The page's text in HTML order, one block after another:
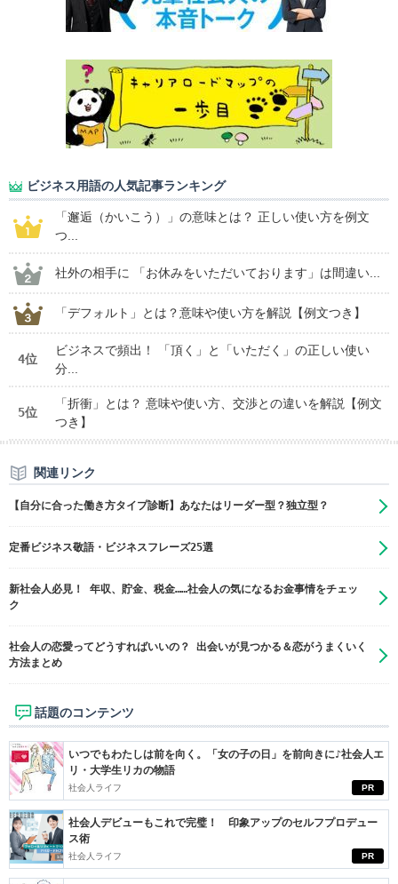
ビジネス用語の人気記事ランキング
「邂逅（かいこう）」の意味とは？ 正しい使い方を例文
つ...
社外の相手に 「お休みをいただいております」は間違い...
「デフォルト」とは？意味や使い方を解説【例文つき】
4位
ビジネスで頻出！ 「頂く」と「いただく」の正しい使い
分...
5位
「折衝」とは？ 意味や使い方、交渉との違いを解説【例文
つき】
関連リンク
【自分に合った働き方タイプ診断】あなたはリーダー型？独立型？
定番ビジネス敬語・ビジネスフレーズ25選
新社会人必見！ 年収、貯金、税金……社会人の気になるお金事情をチェッ
ク
社会人の恋愛ってどうすればいいの？ 出会いが見つかる＆恋がうまくいく
方法まとめ
話題のコンテンツ
PR
いつでもわたしは前を向く。「女の子の日」を前向きに♪社会人エ
リ・大学生リカの物語
社会人ライフ
PR
社会人デビューもこれで完璧！ 印象アップのセルフプロデュー
ス術
社会人ライフ